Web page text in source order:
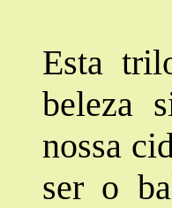
Esta
beleza
nossa
ser o